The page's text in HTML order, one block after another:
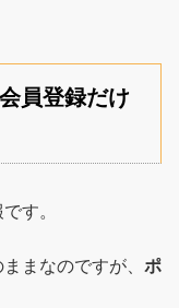
員登録だけ
す。
まなのですが、 ポ